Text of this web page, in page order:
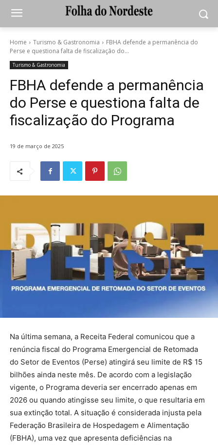
Home Turismo & Gastronomia
FBHA defende a permanência do
Perse e questiona falta de fiscalização do...
Turismo & Gastronomia
FBHA defende a permanência
do Perse e questiona falta de
fiscalização do Programa
19 de março de 2025
Na última semana, a Receita Federal comunicou que a
renúncia fiscal do Programa Emergencial de Retomada
do Setor de Eventos (Perse) atingirá seu limite de R$ 15
bilhões ainda neste mês. De acordo com a legislação
vigente, o Programa deveria ser encerrado apenas em
2026 ou quando atingisse seu limite, o que resultaria em
sua extinção total. A situação é considerada injusta pela
Federação Brasileira de Hospedagem e Alimentação
(FBHA), uma vez que apresenta deficiências na